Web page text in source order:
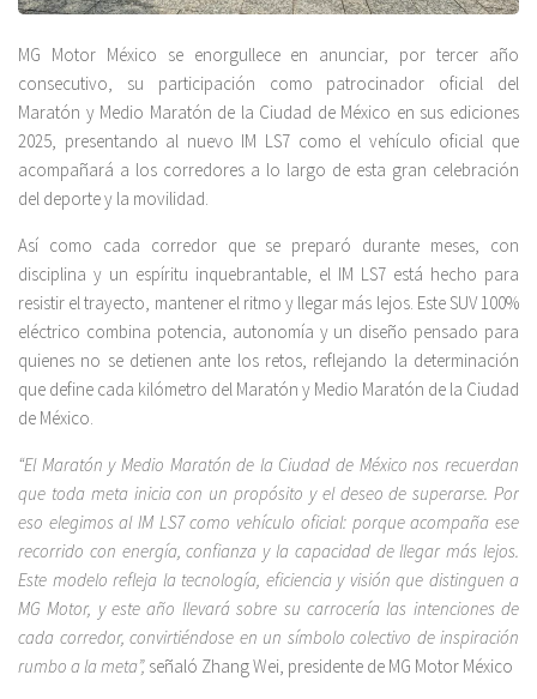
MG Motor México se enorgullece en anunciar, por tercer año
consecutivo, su participación como patrocinador oficial del
Maratón y Medio Maratón de la Ciudad de México en sus ediciones
2025, presentando al nuevo IM LS7 como el vehículo oficial que
acompañará a los corredores a lo largo de esta gran celebración
del deporte y la movilidad.
Así como cada corredor que se preparó durante meses, con
disciplina y un espíritu inquebrantable, el IM LS7 está hecho para
resistir el trayecto, mantener el ritmo y llegar más lejos. Este SUV 100%
eléctrico combina potencia, autonomía y un diseño pensado para
quienes no se detienen ante los retos, reflejando la determinación
que define cada kilómetro del Maratón y Medio Maratón de la Ciudad
de México.
“El Maratón y Medio Maratón de la Ciudad de México nos recuerdan
que toda meta inicia con un propósito y el deseo de superarse. Por
eso elegimos al IM LS7 como vehículo oficial: porque acompaña ese
recorrido con energía, confianza y la capacidad de llegar más lejos.
Este modelo refleja la tecnología, eficiencia y visión que distinguen a
MG Motor, y este año llevará sobre su carrocería las intenciones de
cada corredor, convirtiéndose en un símbolo colectivo de inspiración
rumbo a la meta”, señaló Zhang Wei, presidente de MG Motor México